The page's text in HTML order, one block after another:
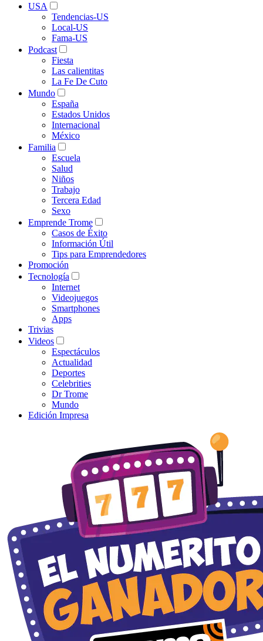
USA
Tendencias-US
Local-US
Fama-US
Podcast
Fiesta
Las calientitas
La Fe De Cuto
Mundo
España
Estados Unidos
Internacional
México
Familia
Escuela
Salud
Niños
Trabajo
Tercera Edad
Sexo
Emprende Trome
Casos de Éxito
Información Útil
Tips para Emprendedores
Promoción
Tecnología
Internet
Videojuegos
Smartphones
Apps
Trivias
Videos
Espectáculos
Actualidad
Deportes
Celebrities
Dr Trome
Mundo
Edición Impresa